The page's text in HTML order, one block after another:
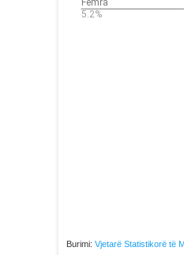
Burimi: Vjetarë Statistikorë të